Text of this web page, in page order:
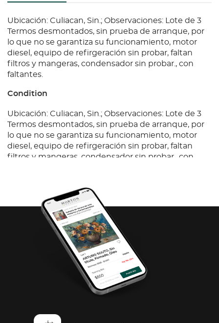
Ubicación: Culiacan, Sin.; Observaciones: Lote de 3
Termos desmontados, sin prueba de arranque, por
lo que no se garantiza su funcionamiento, motor
diesel, equipo de refirgeración sin probar, faltan
filtros y mangeras, condensador sin probar., con
faltantes.
Condition
Ubicación: Culiacan, Sin.; Observaciones: Lote de 3
Termos desmontados, sin prueba de arranque, por
lo que no se garantiza su funcionamiento, motor
diesel, equipo de refirgeración sin probar, faltan
filtros y mangeras, condensador sin probar., con